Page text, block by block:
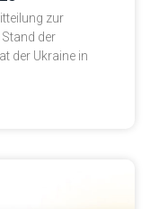
zur
der
der Ukraine in